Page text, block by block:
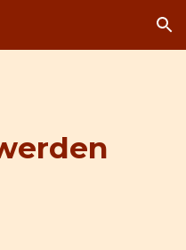
Skip to navigation